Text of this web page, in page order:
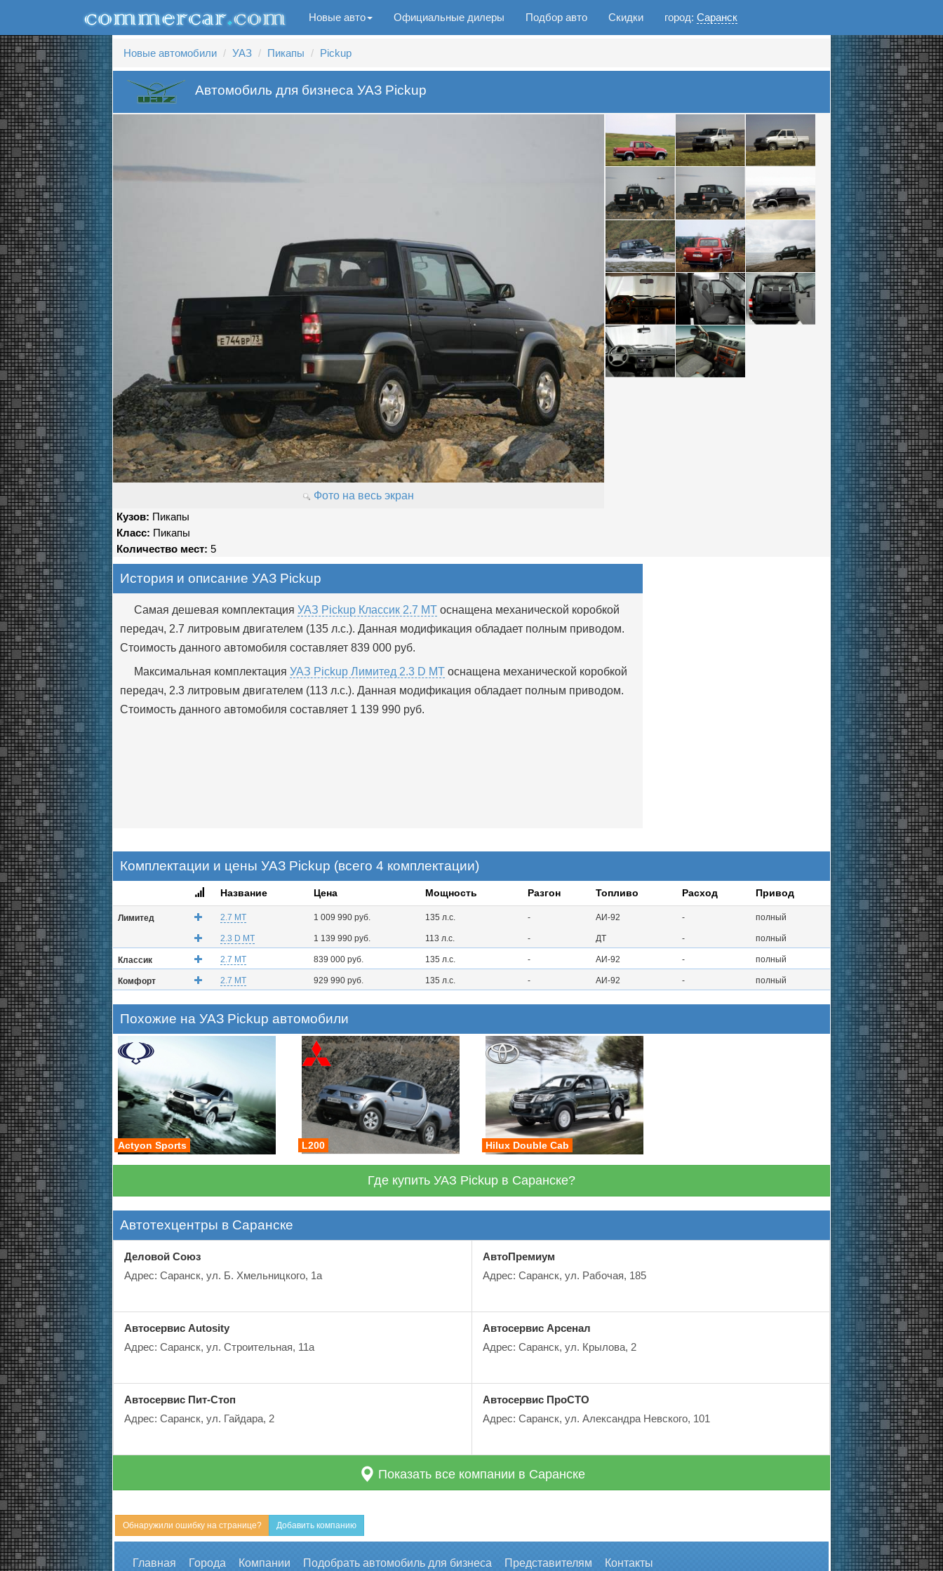
Новые авто Официальные дилеры Подбор авто Скидки город: Саранск
Новые автомобили УАЗ Пикапы Pickup
Автомобиль для бизнеса УАЗ Pickup
Фото на весь экран
Кузов: Пикапы
Класс: Пикапы
Количество мест: 5
История и описание УАЗ Pickup
Самая дешевая комплектация УАЗ Pickup Классик 2.7 MT оснащена механической коробкой
передач, 2.7 литровым двигателем (135 л.с.). Данная модификация обладает полным приводом.
Стоимость данного автомобиля составляет 839 000 руб.
Максимальная комплектация УАЗ Pickup Лимитед 2.3 D MT оснащена механической коробкой
передач, 2.3 литровым двигателем (113 л.с.). Данная модификация обладает полным приводом.
Стоимость данного автомобиля составляет 1 139 990 руб.
Комплектации и цены УАЗ Pickup (всего 4 комплектации)
Название Цена Мощность Разгон Топливо Расход Привод
Лимитед 2.7 MT 1 009 990 руб. 135 л.с. - АИ-92 - полный
2.3 D MT 1 139 990 руб. 113 л.с. - ДТ - полный
Классик 2.7 MT 839 000 руб. 135 л.с. - АИ-92 - полный
Комфорт 2.7 MT 929 990 руб. 135 л.с. - АИ-92 - полный
Похожие на УАЗ Pickup автомобили
Actyon Sports L200 Hilux Double Cab
Где купить УАЗ Pickup в Саранске?
Автотехцентры в Саранске
Деловой Союз
Адрес: Саранск, ул. Б. Хмельницкого, 1а
Автосервис Autosity
Адрес: Саранск, ул. Строительная, 11а
Автосервис Пит-Стоп
Адрес: Саранск, ул. Гайдара, 2
АвтоПремиум
Адрес: Саранск, ул. Рабочая, 185
Автосервис Арсенал
Адрес: Саранск, ул. Крылова, 2
Автосервис ПроСТО
Адрес: Саранск, ул. Александра Невского, 101
Показать все компании в Саранске
Обнаружили ошибку на странице? Добавить компанию
Главная Города Компании Подобрать автомобиль для бизнеса Представителям Контакты